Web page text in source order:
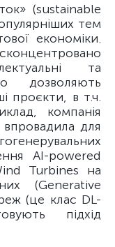
(sustainable
тем
економіки.
та
дозволяють
проєкти, в т.ч.
компанія
для
AI-powered
Turbines на
(Generative
(це клас DL-
підхід